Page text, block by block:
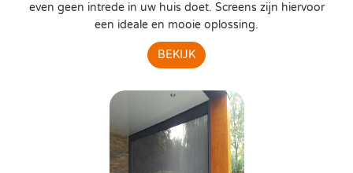
even geen intrede in uw huis doet. Screens zijn hiervoor
een ideale en mooie oplossing.
BEKIJK